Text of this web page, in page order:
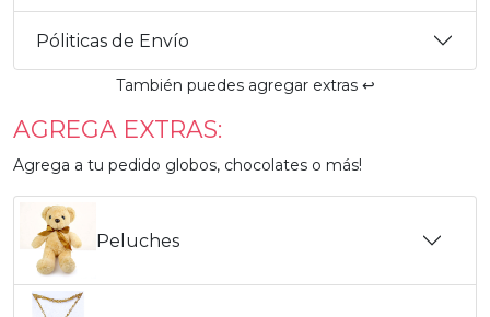
Póliticas de Envío
También puedes agregar extras ↩️
AGREGA EXTRAS:
Agrega a tu pedido globos, chocolates o más!
Peluches